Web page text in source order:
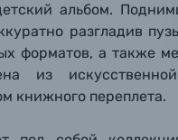
альбом.
разгладив
форматов, а также
из
книжного переплета.